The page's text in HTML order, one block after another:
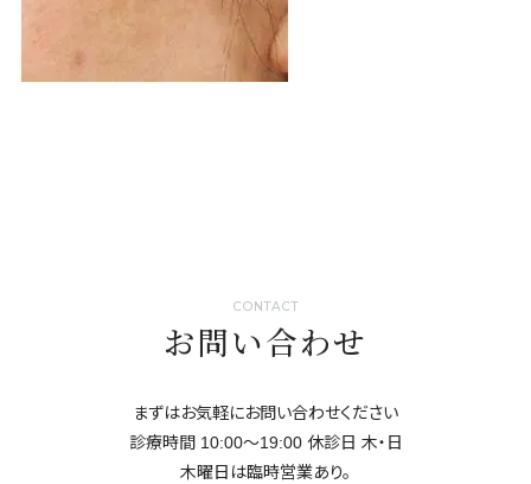
CONTACT
お問い合わせ
まずはお気軽にお問い合わせください
診療時間 10:00～19:00 休診日 ⽊・⽇
⽊曜日は臨時営業あり。